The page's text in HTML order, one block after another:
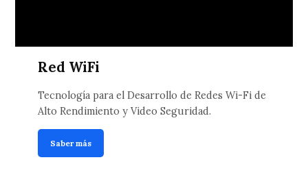
Red WiFi
Tecnología para el Desarrollo de Redes Wi-Fi de
Alto Rendimiento y Video Seguridad.
Saber más